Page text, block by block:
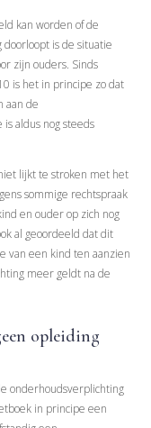
kan worden of de
is de situatie
zijn ouders. Sinds
is het in principe zo dat
aan de
aldus nog steeds
lijkt te stroken met het
sommige rechtspraak
en ouder op zich nog
al geoordeeld dat dit
van een kind ten aanzien
meer geldt na de
opleiding
onderhoudsverplichting
in principe een